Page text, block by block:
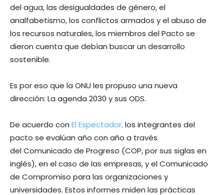
del agua, las desigualdades de género, el
analfabetismo, los conflictos armados y el abuso de
los recursos naturales, los miembros del Pacto se
dieron cuenta que debían buscar un desarrollo
sostenible.
Es por eso que la ONU les propuso una nueva
dirección: La agenda 2030 y sus ODS.
De acuerdo con El Espectador,los integrantes del
pacto se evalúan año con año a través
del Comunicado de Progreso (COP, por sus siglas en
inglés), en el caso de las empresas, y el Comunicado
de Compromiso para las organizaciones y
universidades. Estos informes miden las prácticas